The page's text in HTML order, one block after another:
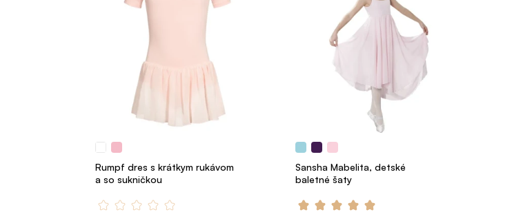
Rumpf dres s krátkym rukávom
a so sukničkou
Sansha Mabelita, detské
baletné šaty